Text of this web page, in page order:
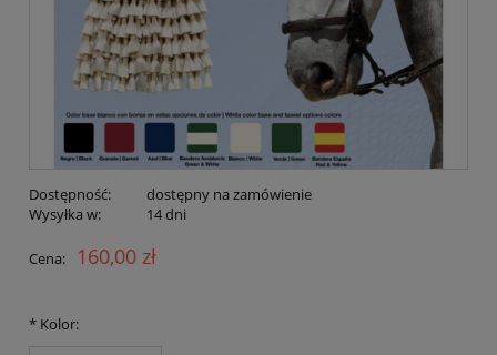
Dostępność:
dostępny na zamówienie
Wysyłka w:
14 dni
Cena: 160,00 zł
* Kolor: